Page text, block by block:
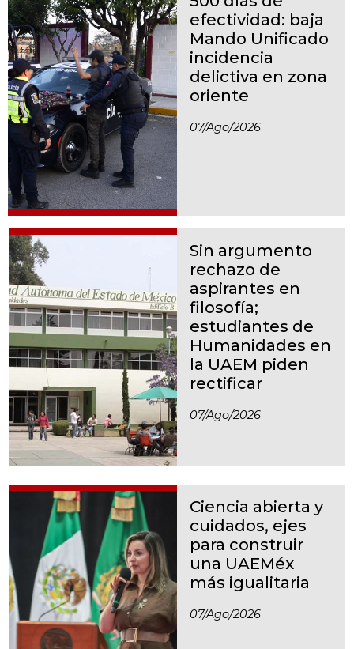
efectividad: baja
Mando Unificado
incidencia
delictiva en zona
oriente
07/ago/2026
Sin argumento
rechazo de
aspirantes en
filosofía;
estudiantes de
Humanidades en
la UAEM piden
rectificar
07/ago/2026
Ciencia abierta y
cuidados, ejes
para construir
una UAEMéx
más igualitaria
07/ago/2026